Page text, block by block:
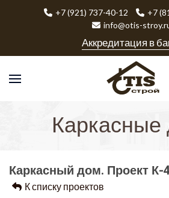
+7 (921) 737-40-12
+7
info@otis-
Аккредитация в
Каркасный дом. Проект К-
К списку проектов